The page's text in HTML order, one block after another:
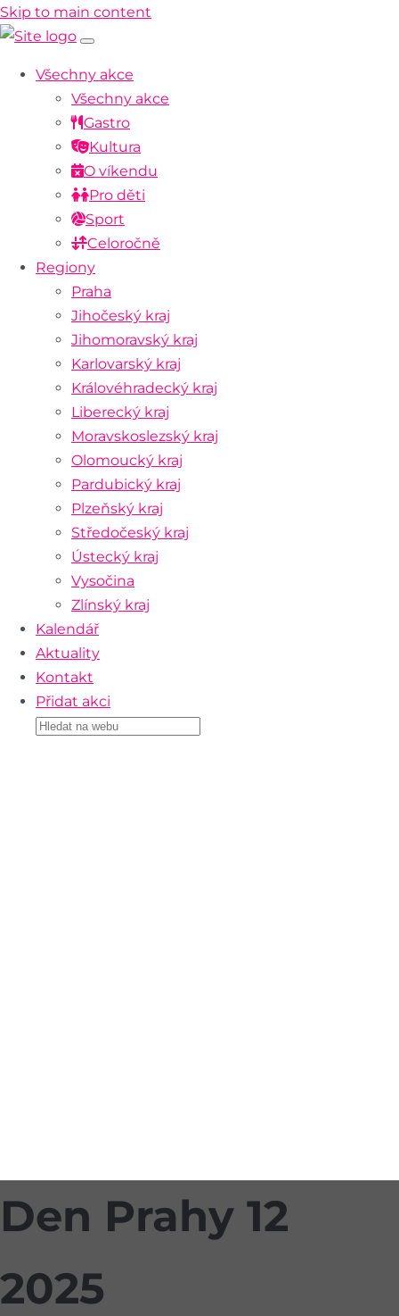
Skip to main content
Všechny akce
Všechny akce
Gastro
Kultura
O víkendu
Pro děti
Sport
Celoročně
Regiony
Praha
Jihočeský kraj
Jihomoravský kraj
Karlovarský kraj
Královéhradecký kraj
Liberecký kraj
Moravskoslezský kraj
Olomoucký kraj
Pardubický kraj
Plzeňský kraj
Středočeský kraj
Ústecký kraj
Vysočina
Zlínský kraj
Kalendář
Aktuality
Kontakt
Přidat akci
Den Prahy 12
2025